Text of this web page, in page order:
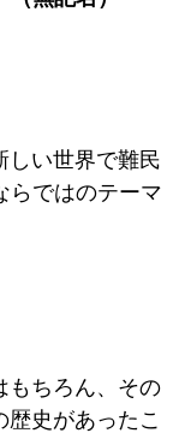
しい世界で難民
らではのテーマ
もちろん、その
史があったこ